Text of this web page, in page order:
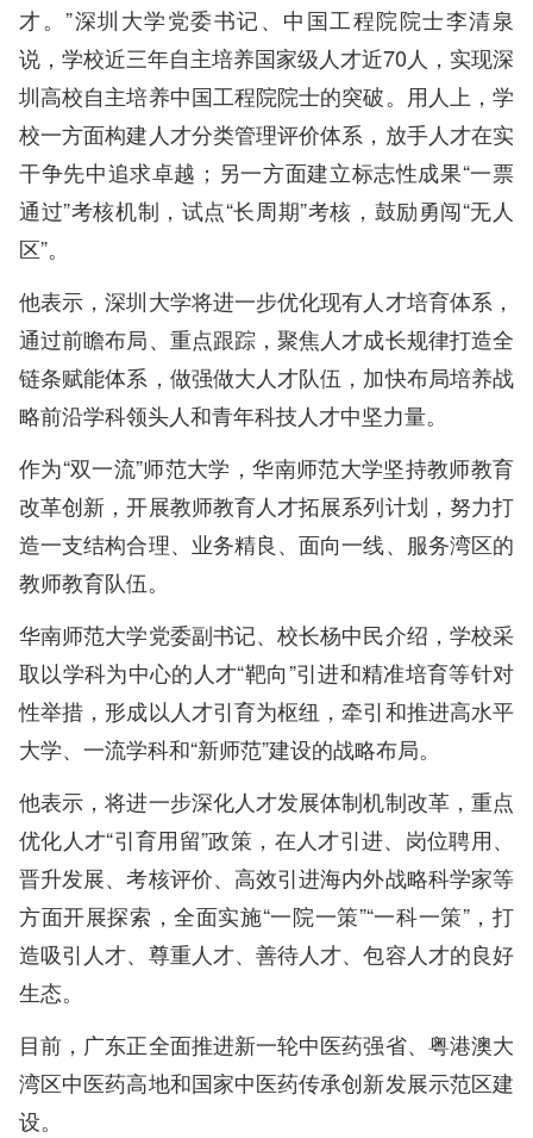
才。”深圳大学党委书记、中国工程院院士李清泉
说，学校近三年自主培养国家级人才近70人，实现深
圳高校自主培养中国工程院院士的突破。用人上，学
校一方面构建人才分类管理评价体系，放手人才在实
干争先中追求卓越；另一方面建立标志性成果“一票
通过”考核机制，试点“长周期”考核，鼓励勇闯“无人
区”。
他表示，深圳大学将进一步优化现有人才培育体系，
通过前瞻布局、重点跟踪，聚焦人才成长规律打造全
链条赋能体系，做强做大人才队伍，加快布局培养战
略前沿学科领头人和青年科技人才中坚力量。
作为“双一流”师范大学，华南师范大学坚持教师教育
改革创新，开展教师教育人才拓展系列计划，努力打
造一支结构合理、业务精良、面向一线、服务湾区的
教师教育队伍。
华南师范大学党委副书记、校长杨中民介绍，学校采
取以学科为中心的人才“靶向”引进和精准培育等针对
性举措，形成以人才引育为枢纽，牵引和推进高水平
大学、一流学科和“新师范”建设的战略布局。
他表示，将进一步深化人才发展体制机制改革，重点
优化人才“引育用留”政策，在人才引进、岗位聘用、
晋升发展、考核评价、高效引进海内外战略科学家等
方面开展探索，全面实施“一院一策”“一科一策”，打
造吸引人才、尊重人才、善待人才、包容人才的良好
生态。
目前，广东正全面推进新一轮中医药强省、粤港澳大
湾区中医药高地和国家中医药传承创新发展示范区建
设。